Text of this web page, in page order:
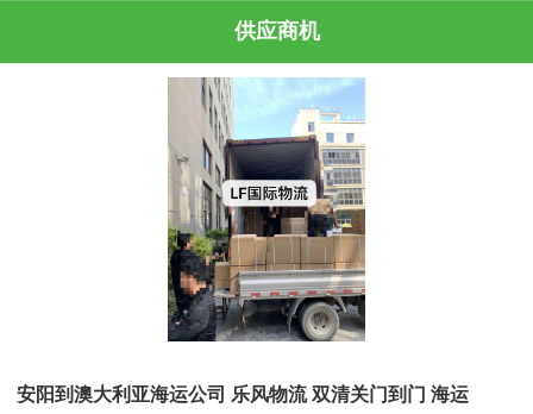
供应商机
安阳到澳大利亚海运公司 乐风物流 双清关门到门 海运